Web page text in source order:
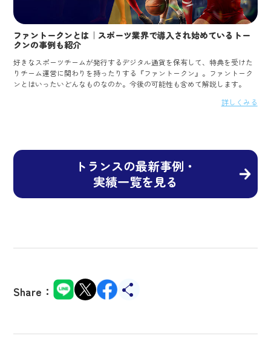
ファントークンとは｜スポーツ業界で導入され始めているトー
クンの事例も紹介
好きなスポーツチームが発行するデジタル通貨を保有して、特典を受けた
りチーム運営に関わりを持ったりする『ファントークン』。ファントーク
ンとはいったいどんなものなのか。今後の可能性も含めて解説します。
詳しくみる
トランスの最新事例・
実績一覧を見る
Share：